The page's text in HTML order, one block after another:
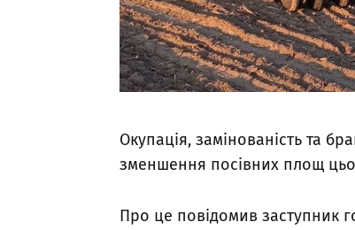
Окупація, замінованість та
зменшення посівних площ
Про це повідомив заступник